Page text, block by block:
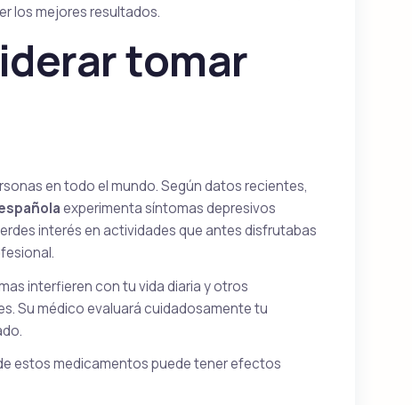
los mejores resultados.
tomar
en todo el mundo. Según datos recientes,
experimenta síntomas depresivos
interés en actividades que antes disfrutabas
interfieren con tu vida diaria y otros
Su médico evaluará cuidadosamente tu
estos medicamentos puede tener efectos